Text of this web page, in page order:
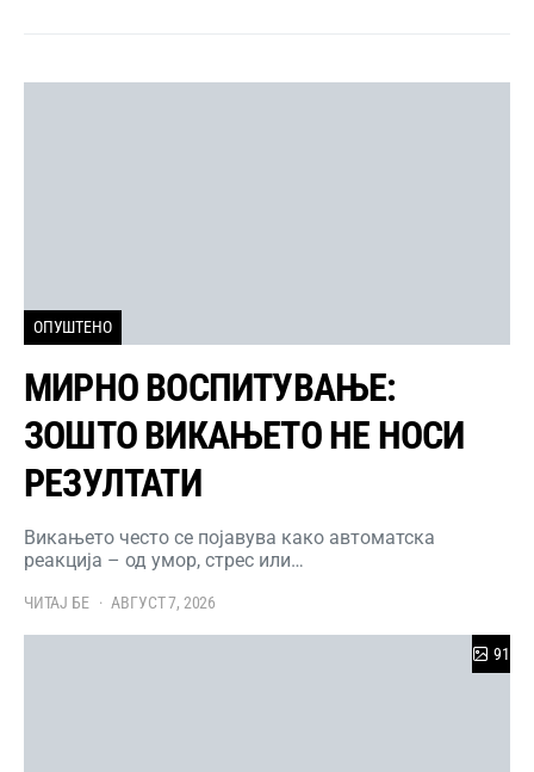
ОПУШТЕНО
МИРНО ВОСПИТУВАЊЕ:
ЗОШТО ВИКАЊЕТО НЕ НОСИ
РЕЗУЛТАТИ
Викањето често се појавува како автоматска
реакција – од умор, стрес или…
ЧИТАЈ БЕ АВГУСТ 7, 2026
91